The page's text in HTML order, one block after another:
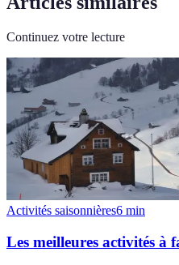
Continuez votre lecture
Activités saisonnières6 min
Les meilleures activités à